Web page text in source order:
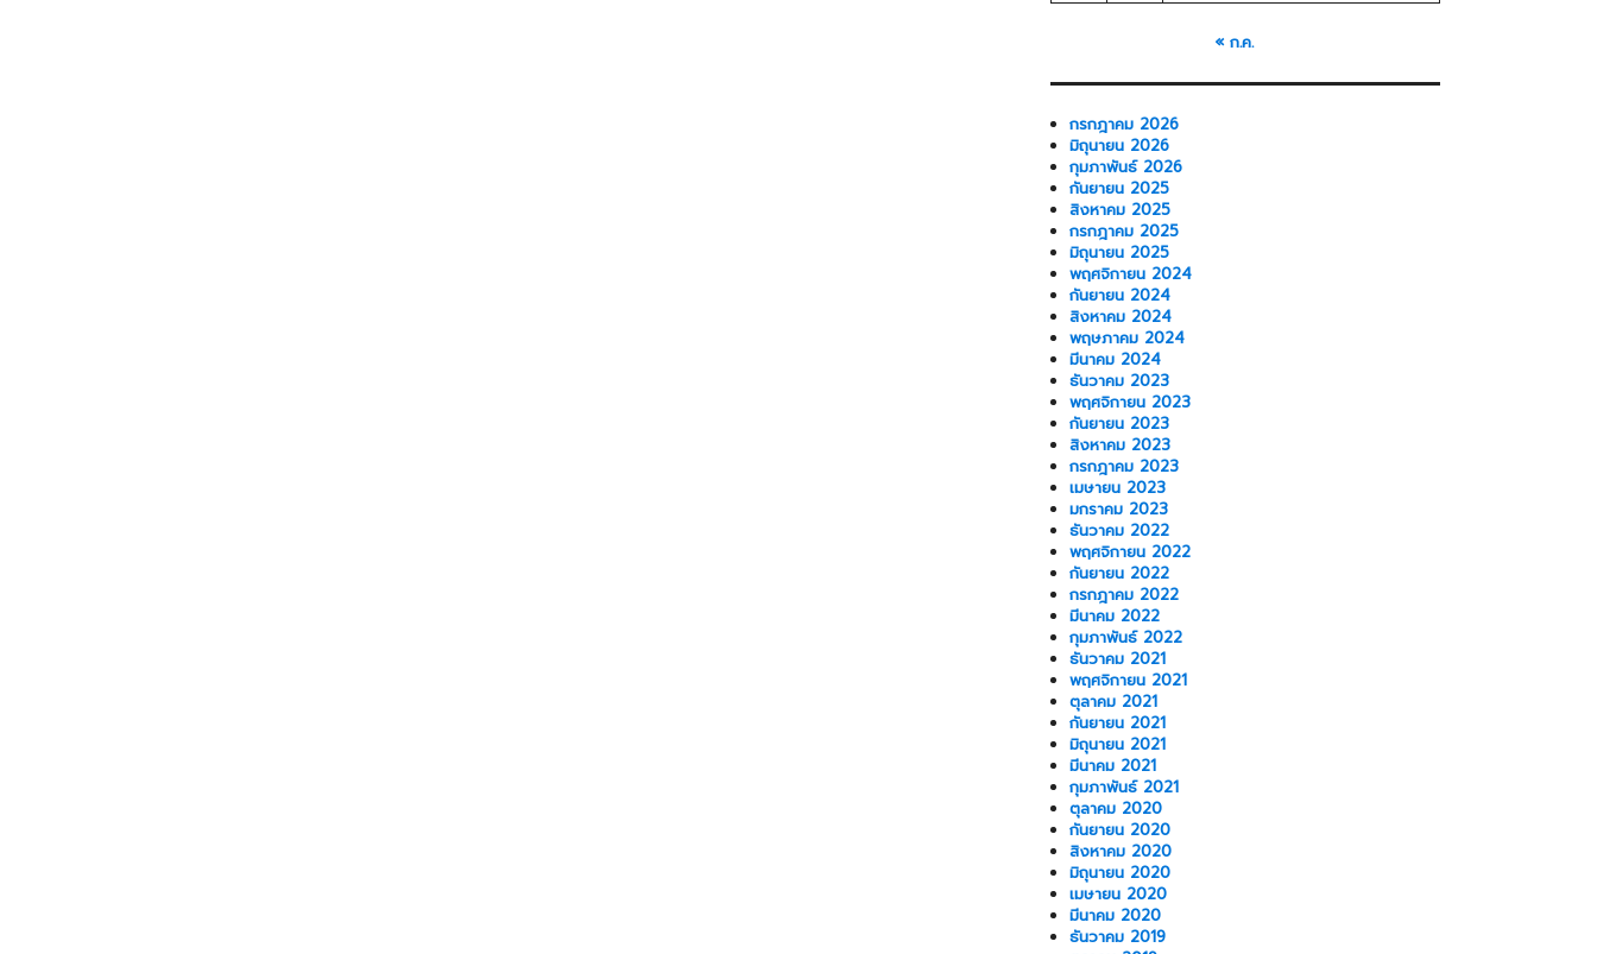
« ก.ค.
กรกฎาคม 2026
มิถุนายน 2026
กุมภาพันธ์ 2026
กันยายน 2025
สิงหาคม 2025
กรกฎาคม 2025
มิถุนายน 2025
พฤศจิกายน 2024
กันยายน 2024
สิงหาคม 2024
พฤษภาคม 2024
มีนาคม 2024
ธันวาคม 2023
พฤศจิกายน 2023
กันยายน 2023
สิงหาคม 2023
กรกฎาคม 2023
เมษายน 2023
มกราคม 2023
ธันวาคม 2022
พฤศจิกายน 2022
กันยายน 2022
กรกฎาคม 2022
มีนาคม 2022
กุมภาพันธ์ 2022
ธันวาคม 2021
พฤศจิกายน 2021
ตุลาคม 2021
กันยายน 2021
มิถุนายน 2021
มีนาคม 2021
กุมภาพันธ์ 2021
ตุลาคม 2020
กันยายน 2020
สิงหาคม 2020
มิถุนายน 2020
เมษายน 2020
มีนาคม 2020
ธันวาคม 2019